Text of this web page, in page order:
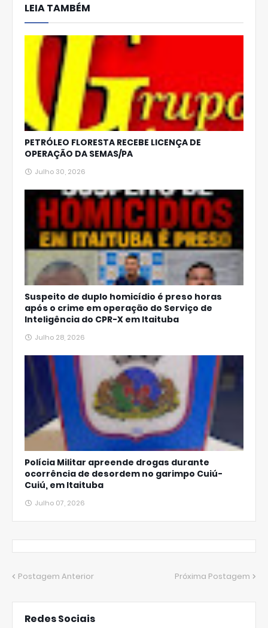
Ap
LEIA TAMBÉM
PETRÓLEO FLORESTA RECEBE LICENÇA DE
OPERAÇÃO DA SEMAS/PA
Julho 30, 2026
Suspeito de duplo homicídio é preso horas
após o crime em operação do Serviço de
Inteligência do CPR-X em Itaituba
Julho 28, 2026
Polícia Militar apreende drogas durante
ocorrência de desordem no garimpo Cuiú-
Cuiú, em Itaituba
Julho 07, 2026
Postagem Anterior Próxima Postagem
Redes Sociais